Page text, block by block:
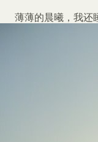
薄薄的晨曦，我还